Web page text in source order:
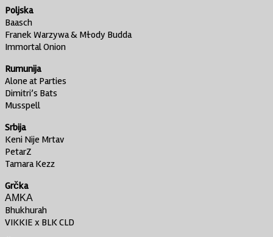
Poljska
Baasch
Franek Warzywa & Młody Budda
Immortal Onion
Rumunija
Alone at Parties
Dimitri’s Bats
Musspell
Srbija
Keni Nije Mrtav
PetarZ
Tamara Kezz
Grčka
ΑΜΚΑ
Bhukhurah
VIKKIE x BLK CLD